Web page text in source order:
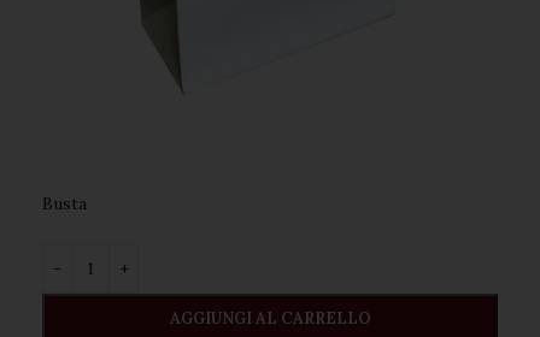
Busta ️
AGGIUNGI AL CARRELLO